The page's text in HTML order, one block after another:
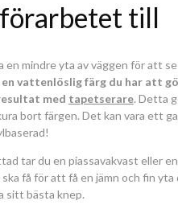
till
mindre yta av väggen för att
vattenlöslig färg du har att
med tapetserare. Detta
bort färgen. Det kan vara ett
tar du en piassavakvast eller
ska få för att få en jämn och fin
sitt bästa knep.